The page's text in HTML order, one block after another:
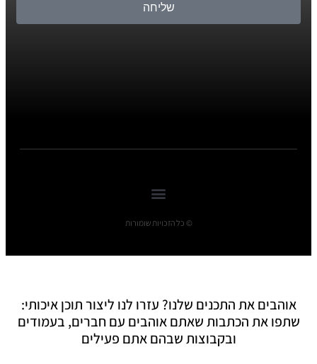
שליחה
© כל הזכויות שומורות
אוהבים את התכנים שלנו? עזרו לנו ליצור תוכן איכותי:
שתפו את הכתבות שאתם אוהבים עם חברים, בעמודים
ובקבוצות שבהם אתם פעילים